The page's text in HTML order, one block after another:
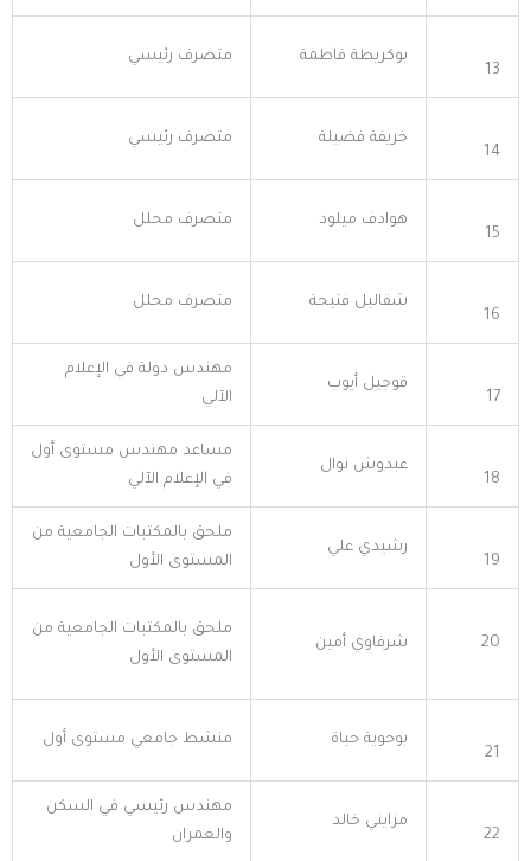
13
بوكريطة فاطمة متصرف رئيسي
14
خريفة فضيلة متصرف رئيسي
15
هوادف ميلود متصرف محلل
16
شقاليل فتيحة متصرف محلل
17
قوجيل أيوب
مهندس دولة في الإعلام
الآلي
18
عبدوش نوال
مساعد مهندس مستوى أول
في الإعلام الآلي
19
رشيدي علي
ملحق بالمكتبات الجامعية من
المستوى الأول
20 شرفاوي أمين
ملحق بالمكتبات الجامعية من
المستوى الأول
21
بوحوية حياة منشط جامعي مستوى أول
22
مزايني خالد
مهندس رئيسي في السكن
والعمران